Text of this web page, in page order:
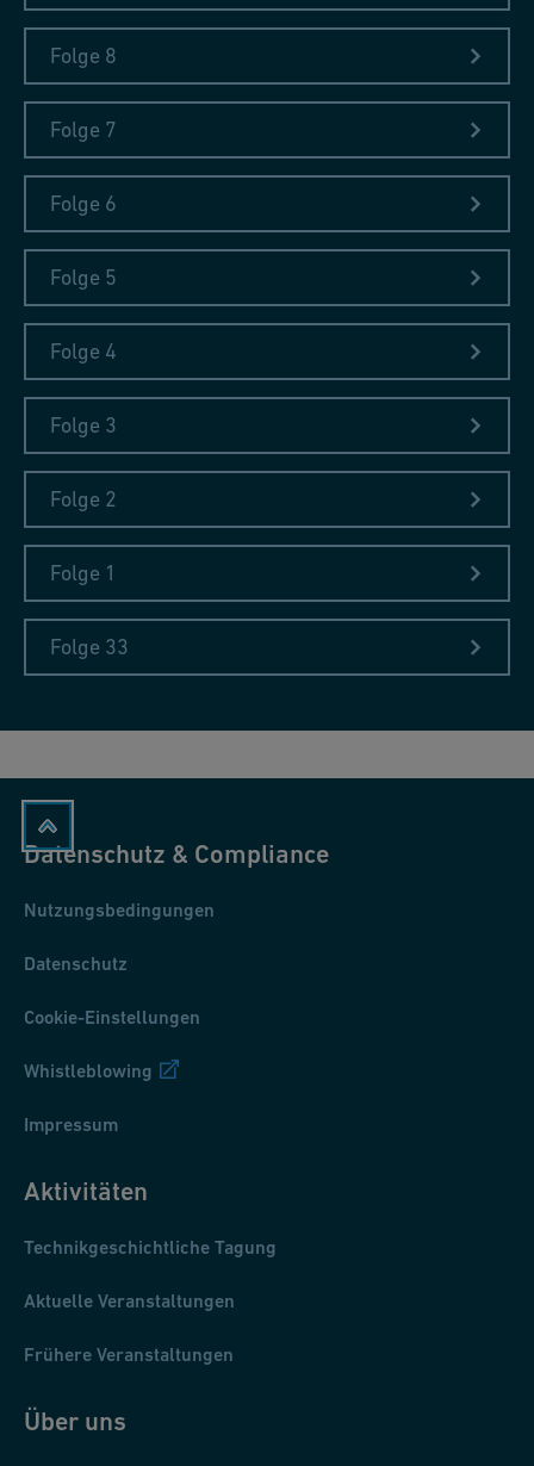
Folge 8
Folge 7
Folge 6
Folge 5
Folge 4
Folge 3
Folge 2
Folge 1
Folge 33
Datenschutz & Compliance
Nutzungsbedingungen
Datenschutz
Cookie-Einstellungen
Whistleblowing
Impressum
Aktivitäten
Technikgeschichtliche Tagung
Aktuelle Veranstaltungen
Frühere Veranstaltungen
Über uns